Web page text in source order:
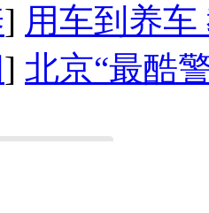
] 用车到养
] 北京“最酷